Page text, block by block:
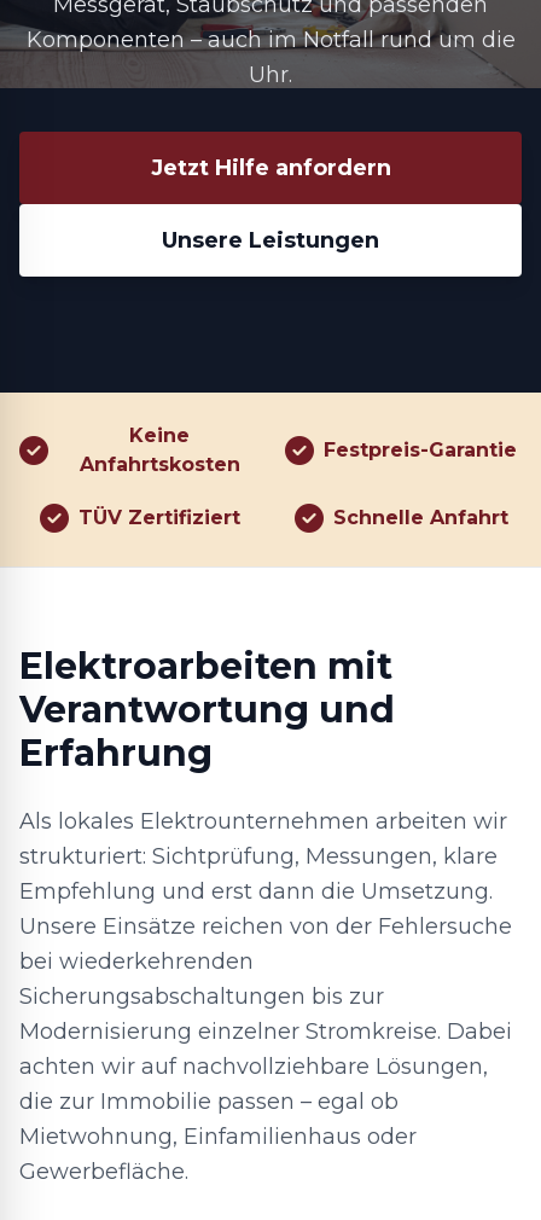
Komponenten – auch im Notfall rund um die
Uhr.
Jetzt Hilfe anfordern
Unsere Leistungen
Keine
Anfahrtskosten
Festpreis-Garantie
TÜV Zertifiziert Schnelle Anfahrt
Elektroarbeiten mit
Verantwortung und
Erfahrung
Als lokales Elektrounternehmen arbeiten wir
strukturiert: Sichtprüfung, Messungen, klare
Empfehlung und erst dann die Umsetzung.
Unsere Einsätze reichen von der Fehlersuche
bei wiederkehrenden
Sicherungsabschaltungen bis zur
Modernisierung einzelner Stromkreise. Dabei
achten wir auf nachvollziehbare Lösungen,
die zur Immobilie passen – egal ob
Mietwohnung, Einfamilienhaus oder
Gewerbefläche.